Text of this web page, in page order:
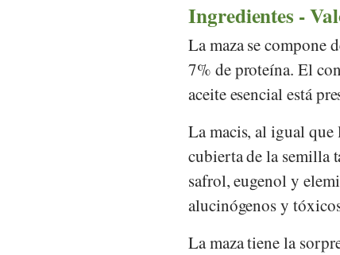
Ingredientes -
La maza se compone
7% de proteína. El
aceite esencial está
La macis, al igual que
cubierta de la semilla
safrol, eugenol y
alucinógenos y
La maza tiene la